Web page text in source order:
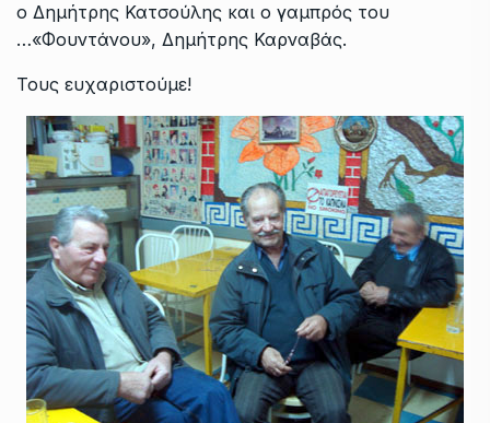
ο Δημήτρης Κατσούλης και ο γαμπρός του
…«Φουντάνου», Δημήτρης Καρναβάς.
Τους ευχαριστούμε!